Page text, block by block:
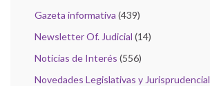
Gazeta informativa (439)
Newsletter Of. Judicial (14)
Noticias de Interés (556)
Novedades Legislativas y